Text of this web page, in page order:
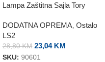
Lampa Zaštitna Sajla Tory
DODATNA OPREMA, Ostalo
LS2
28,80KM 23,04 KM
SKU: 90601